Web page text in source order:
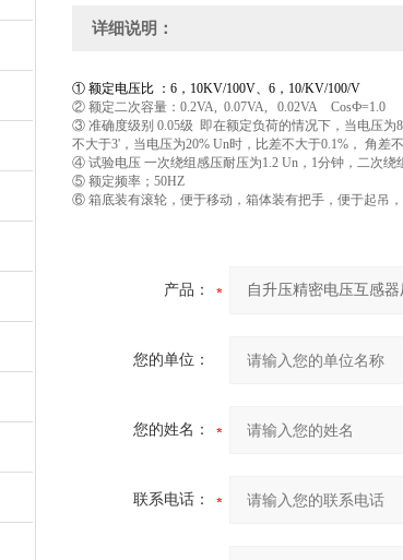
详细说明：
① 额定电压比 ：6，10KV/100V、6，10/KV/100/V
② 额定二次容量：0.2VA, 0.07VA, 0.02VA CosФ=1.0
③ 准确度级别 0.05级 即在额定负荷的情况下，当电压为
不大于3'，当电压为20% Un时，比差不大于0.1%， 角差
④ 试验电压 一次绕组感压耐压为1.2 Un，1分钟，二次绕
⑤ 额定频率；50HZ
⑥ 箱底装有滚轮，便于移动，箱体装有把手，便于起吊，
产品：
您的单位：
您的姓名：
联系电话：